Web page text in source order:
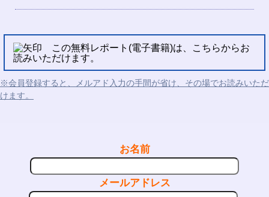
この無料レポート(電子書籍)は、こちらからお
読みいただけます。
※会員登録すると、メルアド入力の手間が省け、その場でお読みいただ
けます。
お名前
メールアドレス